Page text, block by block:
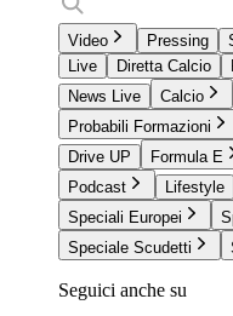
Video Pressing
Live
Diretta Calcio
News Live
Calcio
Probabili Formazioni
Drive UP
Formula E
Podcast
Lifestyle
Speciali Europei
Speciale Scudetti
Seguici anche su